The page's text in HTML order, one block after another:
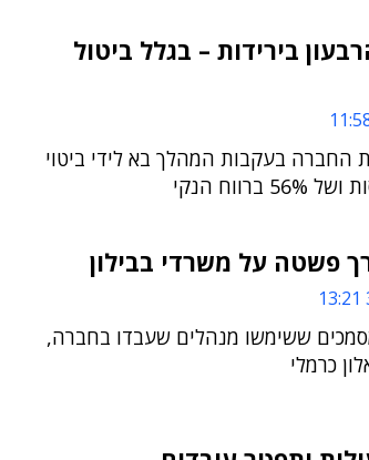
בירידות – בגלל ביטול
החברה בעקבות המהלך בא לידי ביטוי
פשטה על משרדי בבילון
ששימשו מנהלים שעבדו בחברה,
כרמלי